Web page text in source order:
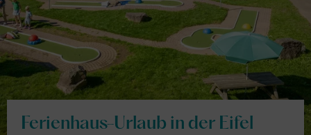
Ferienhaus-Urlaub in der Eifel